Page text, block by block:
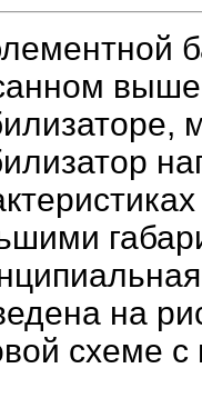
на
схеме